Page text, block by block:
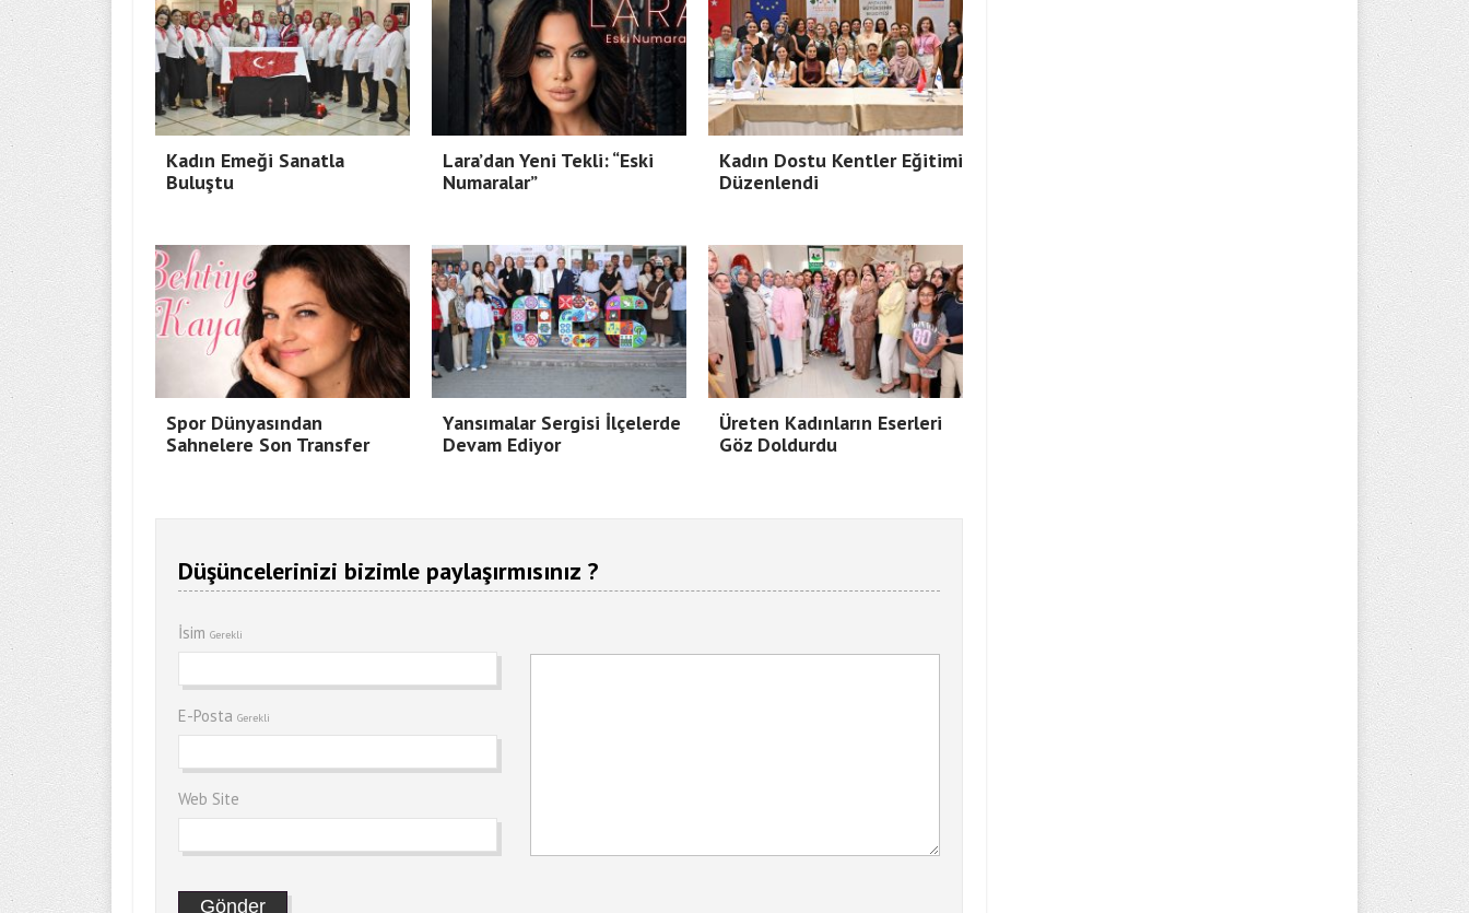
Kadın Emeği Sanatla
Buluştu
Lara’dan Yeni Tekli: “Eski
Numaralar”
Kadın Dostu Kentler Eğitimi
Düzenlendi
Spor Dünyasından
Sahnelere Son Transfer
Yansımalar Sergisi İlçelerde
Devam Ediyor
Üreten Kadınların Eserleri
Göz Doldurdu
Düşüncelerinizi bizimle paylaşırmısınız ?
İsim Gerekli
E-Posta Gerekli
Web Site